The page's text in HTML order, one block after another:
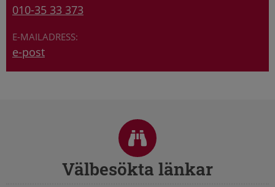
010-35 33 373
e-post
Välbesökta länkar